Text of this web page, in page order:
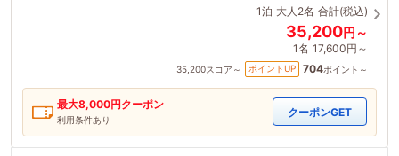
1泊 大人2名 合計(税込)
35,200円～
1名 17,600円～
35,200スコア～ ポイントUP 704ポイント～
最大8,000円クーポン
利用条件あり
クーポンGET